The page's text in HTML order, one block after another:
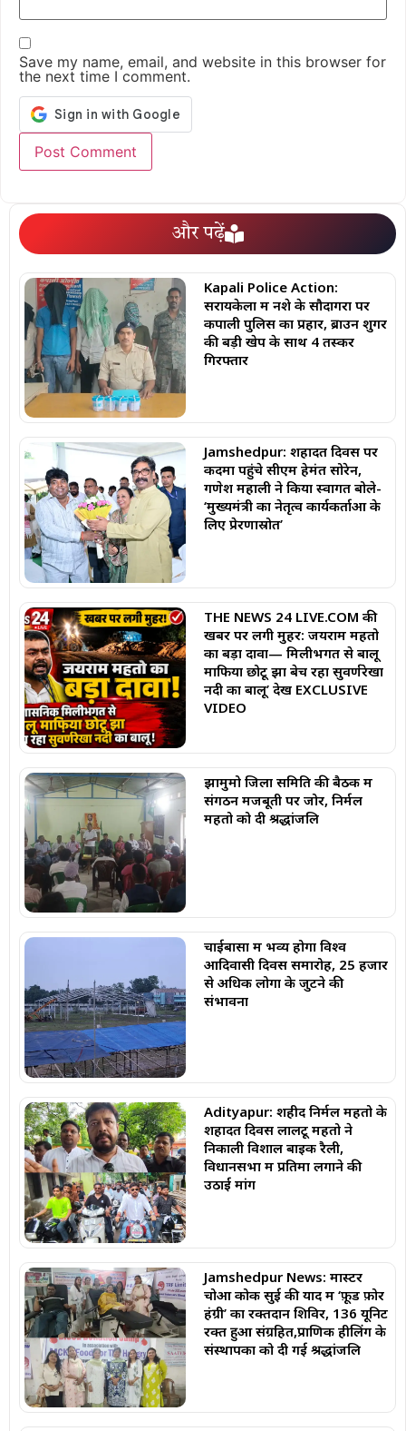
Save my name, email, and website in this browser for
the next time I comment.
और पढ़ें
Kapali Police Action:
सरायकेला में नशे के सौदागरों पर
कपाली पुलिस का प्रहार, ब्राउन शुगर
की बड़ी खेप के साथ 4 तस्कर
गिरफ्तार
Jamshedpur: शहादत दिवस पर
कदमा पहुंचे सीएम हेमंत सोरेन,
गणेश महाली ने किया स्वागत बोले-
‘मुख्यमंत्री का नेतृत्व कार्यकर्ताओं के
लिए प्रेरणास्रोत’
THE NEWS 24 LIVE.COM की
खबर पर लगी मुहर: जयराम महतो
का बड़ा दावा— मिलीभगत से बालू
माफिया छोटू झा बेच रहा सुवर्णरेखा
नदी का बालू’ देखें EXCLUSIVE
VIDEO
झामुमो जिला समिति की बैठक में
संगठन मजबूती पर जोर, निर्मल
महतो को दी श्रद्धांजलि
चाईबासा में भव्य होगा विश्व
आदिवासी दिवस समारोह, 25 हजार
से अधिक लोगों के जुटने की
संभावना
Adityapur: शहीद निर्मल महतो के
शहादत दिवस लालटू महतो ने
निकाली विशाल बाइक रैली,
विधानसभा में प्रतिमा लगाने की
उठाई मांग
Jamshedpur News: मास्टर
चोआ कोक सुई की याद में ‘फ़ूड फ़ोर
हंग्री’ का रक्तदान शिविर, 136 यूनिट
रक्त हुआ संग्रहित,प्राणिक हीलिंग के
संस्थापकों को दी गई श्रद्धांजलि